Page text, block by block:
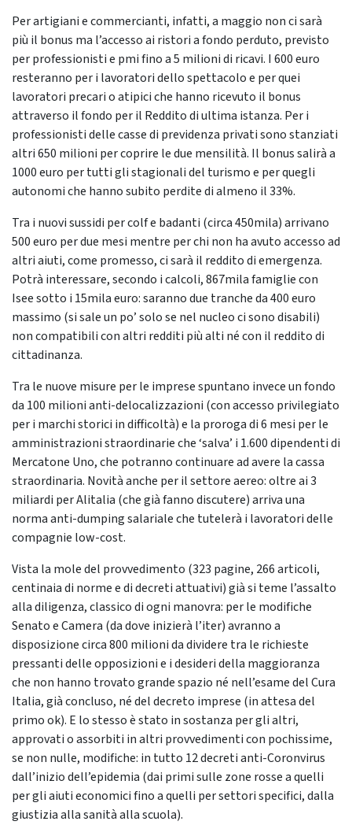
Per artigiani e commercianti, infatti, a maggio non ci sarà
più il bonus ma l’accesso ai ristori a fondo perduto, previsto
per professionisti e pmi fino a 5 milioni di ricavi. I 600 euro
resteranno per i lavoratori dello spettacolo e per quei
lavoratori precari o atipici che hanno ricevuto il bonus
attraverso il fondo per il Reddito di ultima istanza. Per i
professionisti delle casse di previdenza privati sono stanziati
altri 650 milioni per coprire le due mensilità. Il bonus salirà a
1000 euro per tutti gli stagionali del turismo e per quegli
autonomi che hanno subito perdite di almeno il 33%.
Tra i nuovi sussidi per colf e badanti (circa 450mila) arrivano
500 euro per due mesi mentre per chi non ha avuto accesso ad
altri aiuti, come promesso, ci sarà il reddito di emergenza.
Potrà interessare, secondo i calcoli, 867mila famiglie con
Isee sotto i 15mila euro: saranno due tranche da 400 euro
massimo (si sale un po’ solo se nel nucleo ci sono disabili)
non compatibili con altri redditi più alti né con il reddito di
cittadinanza.
Tra le nuove misure per le imprese spuntano invece un fondo
da 100 milioni anti-delocalizzazioni (con accesso privilegiato
per i marchi storici in difficoltà) e la proroga di 6 mesi per le
amministrazioni straordinarie che ‘salva’ i 1.600 dipendenti di
Mercatone Uno, che potranno continuare ad avere la cassa
straordinaria. Novità anche per il settore aereo: oltre ai 3
miliardi per Alitalia (che già fanno discutere) arriva una
norma anti-dumping salariale che tutelerà i lavoratori delle
compagnie low-cost.
Vista la mole del provvedimento (323 pagine, 266 articoli,
centinaia di norme e di decreti attuativi) già si teme l’assalto
alla diligenza, classico di ogni manovra: per le modifiche
Senato e Camera (da dove inizierà l’iter) avranno a
disposizione circa 800 milioni da dividere tra le richieste
pressanti delle opposizioni e i desideri della maggioranza
che non hanno trovato grande spazio né nell’esame del Cura
Italia, già concluso, né del decreto imprese (in attesa del
primo ok). E lo stesso è stato in sostanza per gli altri,
approvati o assorbiti in altri provvedimenti con pochissime,
se non nulle, modifiche: in tutto 12 decreti anti-Coronvirus
dall’inizio dell’epidemia (dai primi sulle zone rosse a quelli
per gli aiuti economici fino a quelli per settori specifici, dalla
giustizia alla sanità alla scuola).